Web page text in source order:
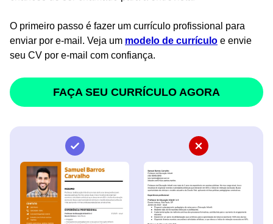
O primeiro passo é fazer um currículo profissional para
enviar por e-mail. Veja um modelo de currículo e envie
seu CV por e-mail com confiança.
FAÇA SEU CURRÍCULO AGORA